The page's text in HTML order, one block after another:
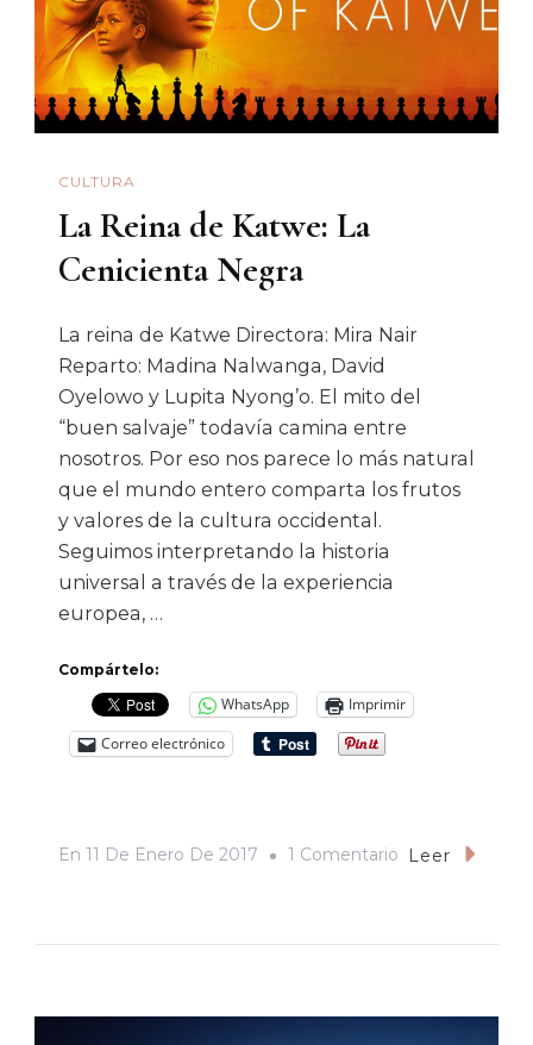
CULTURA
La Reina de Katwe: La
Cenicienta Negra
La reina de Katwe Directora: Mira Nair
Reparto: Madina Nalwanga, David
Oyelowo y Lupita Nyong’o. El mito del
“buen salvaje” todavía camina entre
nosotros. Por eso nos parece lo más natural
que el mundo entero comparta los frutos
y valores de la cultura occidental.
Seguimos interpretando la historia
universal a través de la experiencia
europea, …
Compártelo:
WhatsApp
Imprimir
Correo electrónico
En 11 De Enero De 2017 1 Comentario EnLeer